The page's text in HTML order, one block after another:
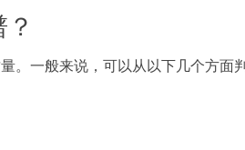
。一般来说，可以从以下几个方面